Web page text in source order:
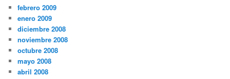
febrero 2009
enero 2009
diciembre 2008
noviembre 2008
octubre 2008
mayo 2008
abril 2008